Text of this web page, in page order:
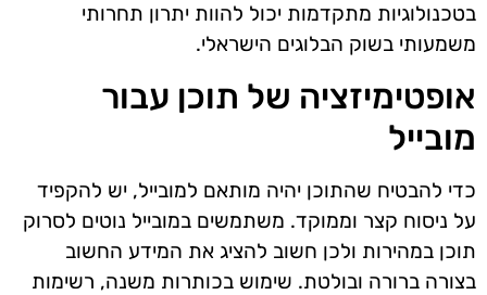
בטכנולוגיות מתקדמות יכול להוות יתרון תחרותי
משמעותי בשוק הבלוגים הישראלי.
אופטימיזציה של תוכן עבור
מובייל
כדי להבטיח שהתוכן יהיה מותאם למובייל, יש להקפיד
על ניסוח קצר וממוקד. משתמשים במובייל נוטים לסרוק
תוכן במהירות ולכן חשוב להציג את המידע החשוב
בצורה ברורה ובולטת. שימוש בכותרות משנה, רשימות